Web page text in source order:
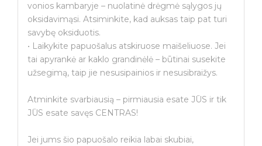
vonios kambaryje – nuolatinė drėgmė sąlygos jų
oksidavimąsi. Atsiminkite, kad auksas taip pat turi
savybę oksiduotis.
• Laikykite papuošalus atskiruose maišeliuose. Jei
tai apyrankė ar kaklo grandinėlė – būtinai susekite
užsegimą, taip jie nesusipainios ir nesusibraižys.
Atminkite svarbiausią – pirmiausia esate JŪS ir tik
JŪS esate savęs CENTRAS!
Jei jums šio papuošalo reikia labai skubiai,